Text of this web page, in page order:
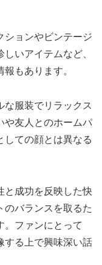
ションやビンテージ
いアイテムなど、
もあります。
な服装でリラックス
や友人とのホームパ
しての顔とは異なる
と成功を反映した快
のバランスを取るた
。ファンにとって
する上で興味深い話